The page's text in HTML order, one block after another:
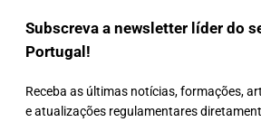
Subscreva a newsletter líder do
Portugal!
Receba as últimas notícias, formações,
e atualizações regulamentares